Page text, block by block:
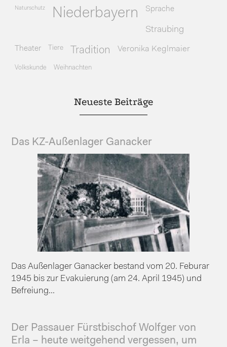
Naturschutz Niederbayern Sprache
Straubing
Theater Tiere Tradition Veronika Keglmaier
Volkskunde Weihnachten
Neueste Beiträge
Das KZ-Außenlager Ganacker
Das Außenlager Ganacker bestand vom 20. Feburar
1945 bis zur Evakuierung (am 24. April 1945) und
Befreiung...
Der Passauer Fürstbischof Wolfger von
Erla – heute weitgehend vergessen, um